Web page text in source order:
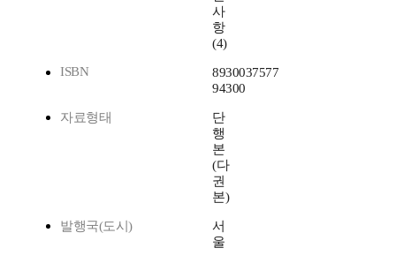
사
항
(4)
ISBN
8930037577
94300
자료형태
단
행
본
(다
권
본)
발행국(도시)
서
울